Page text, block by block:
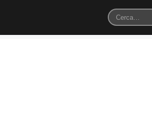
Cerca